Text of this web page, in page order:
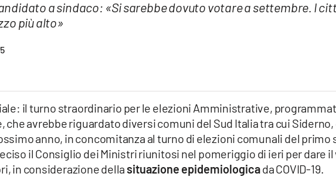
a sindaco: «Si sarebbe dovuto votare a settembre. I
più alto»
il turno straordinario per le elezioni Amministrative,
che avrebbe riguardato diversi comuni del Sud Italia tra cui Siderno,
anno, in concomitanza al turno di elezioni comunali del primo
il Consiglio dei Ministri riunitosi nel pomeriggio di ieri per dare il
in considerazione della situazione epidemiologicada COVID-19.